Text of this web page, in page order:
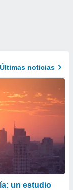
Últimas noticias
un estudio